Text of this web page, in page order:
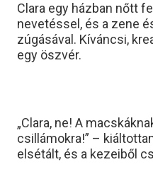
Clara egy házban nőtt
nevetéssel, és a zene
zúgásával. Kíváncsi,
egy öszvér.
„Clara, ne! A
csillámokra!” –
elsétált, és a kezeiből